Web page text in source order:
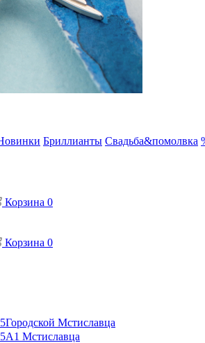
Бриллианты Свадьба&помолвка
Корзина 0
Корзина 0
Городской Мстиславца
A1 Мстиславца